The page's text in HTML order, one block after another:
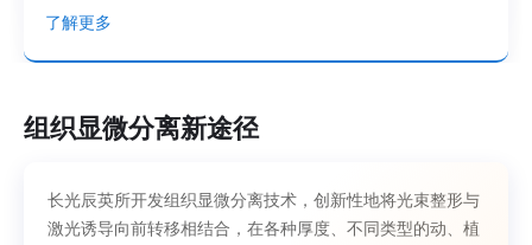
空间信息的优势，助力科研突破！
了解更多
组织显微分离新途径
长光辰英所开发组织显微分离技术，创新性地将光束整形与
激光诱导向前转移相结合，在各种厚度、不同类型的动、植